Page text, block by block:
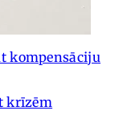
kompensāciju
krīzēm